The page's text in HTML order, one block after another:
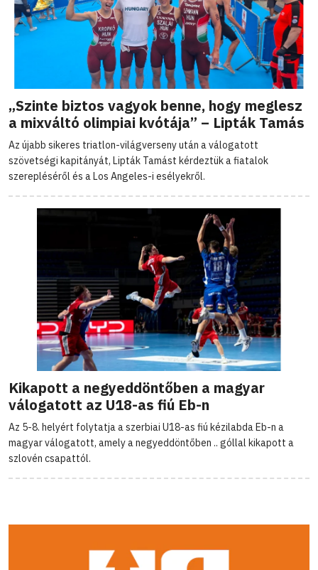
„Szinte biztos vagyok benne, hogy meglesz
a mixváltó olimpiai kvótája” – Lipták Tamás
Az újabb sikeres triatlon-világverseny után a válogatott
szövetségi kapitányát, Lipták Tamást kérdeztük a fiatalok
szerepléséről és a Los Angeles-i esélyekről.
Kikapott a negyeddöntőben a magyar
válogatott az U18-as fiú Eb-n
Az 5-8. helyért folytatja a szerbiai U18-as fiú kézilabda Eb-n a
magyar válogatott, amely a negyeddöntőben .. góllal kikapott a
szlovén csapattól.